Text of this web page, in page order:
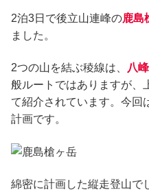
2泊3日で後立山連峰の鹿島
ました。
2つの山を結ぶ稜線は、 八
般ルートではありますが、
て紹介されています。今回
計画です。
綿密に計画した縦走登山で